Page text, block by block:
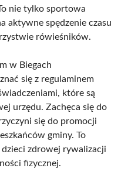
nie tylko sportowa
aktywne spędzenie czasu
rówieśników.
w Biegach
się z regulaminem
które są
urzędu. Zachęca się do
się do promocji
gminy. To
dzieci zdrowej rywalizacji
fizycznej.